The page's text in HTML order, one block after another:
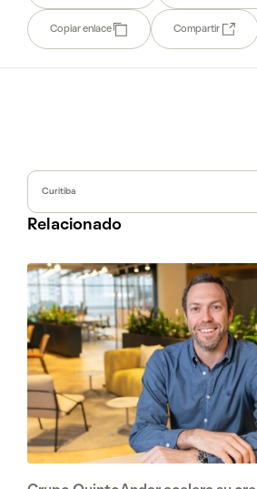
Copiar enlace Compartir
Curitiba
Relacionado